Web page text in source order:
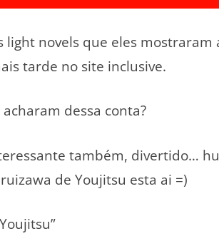
light novels que eles
tarde no site inclusive.
acharam dessa conta?
também, divertido…
de Youjitsu esta ai =)